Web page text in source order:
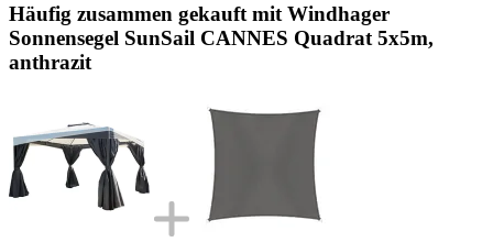
Häufig zusammen gekauft mit Windhager
Sonnensegel SunSail CANNES Quadrat 5x5m,
anthrazit